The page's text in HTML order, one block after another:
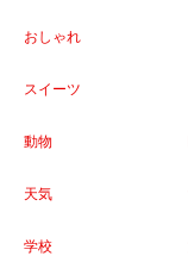
おしゃれ
スイーツ
動物
天気
学校